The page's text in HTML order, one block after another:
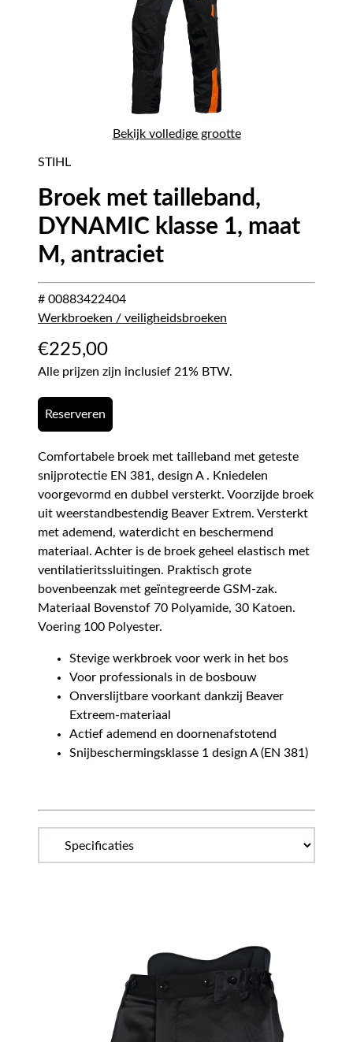
Bekijk volledige grootte
STIHL
Broek met tailleband,
DYNAMIC klasse 1, maat
M, antraciet
# 00883422404
Werkbroeken / veiligheidsbroeken
€225,00
Alle prijzen zijn inclusief 21% BTW.
Reserveren
Comfortabele broek met tailleband met geteste
snijprotectie EN 381, design A . Kniedelen
voorgevormd en dubbel versterkt. Voorzijde broek
uit weerstandbestendig Beaver Extrem. Versterkt
met ademend, waterdicht en beschermend
materiaal. Achter is de broek geheel elastisch met
ventilatieritssluitingen. Praktisch grote
bovenbeenzak met geïntegreerde GSM-zak.
Materiaal Bovenstof 70 Polyamide, 30 Katoen.
Voering 100 Polyester.
Stevige werkbroek voor werk in het bos
Voor professionals in de bosbouw
Onverslijtbare voorkant dankzij Beaver
Extreem-materiaal
Actief ademend en doornenafstotend
Snijbeschermingsklasse 1 design A (EN 381)